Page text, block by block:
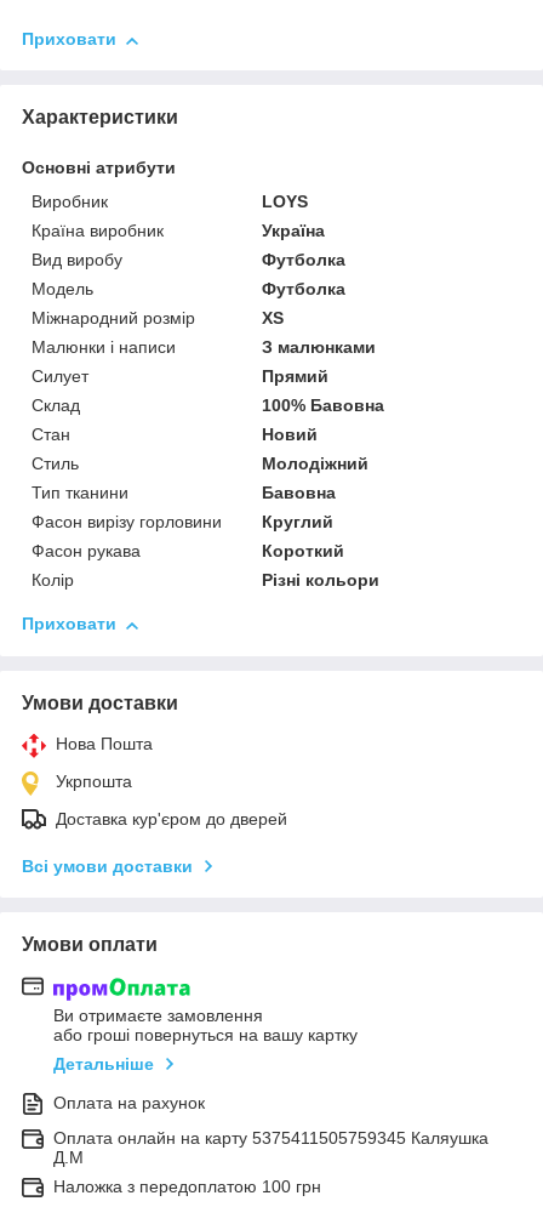
Приховати
Характеристики
Основні атрибути
Виробник
LOYS
Країна виробник
Україна
Вид виробу
Футболка
Модель
Футболка
Міжнародний розмір
XS
Малюнки і написи
З малюнками
Силует
Прямий
Склад
100% Бавовна
Стан
Новий
Стиль
Молодіжний
Тип тканини
Бавовна
Фасон вирізу горловини
Круглий
Фасон рукава
Короткий
Колір
Різні кольори
Приховати
Умови доставки
Нова Пошта
Укрпошта
Доставка кур'єром до дверей
Всі умови доставки
Умови оплати
Ви отримаєте замовлення
або гроші повернуться на вашу картку
Детальніше
Оплата на рахунок
Оплата онлайн на карту 5375411505759345 Каляушка
Д.М
Наложка з передоплатою 100 грн